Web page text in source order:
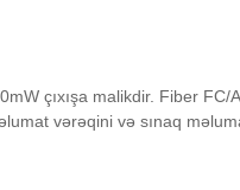
çıxışa malikdir. Fiber FC/
vərəqini və sınaq